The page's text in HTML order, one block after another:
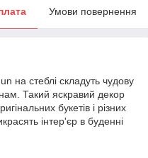
Умови повернення
на стеблі складуть чудову
Такий яскравий декор
букетів і різних
інтер'єр в буденні